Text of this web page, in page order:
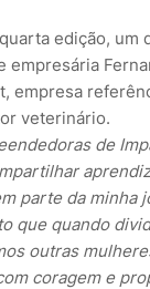
edição, um
empresária
empresa
veterinário.
de
parte da minha
que quando
outras
coragem e